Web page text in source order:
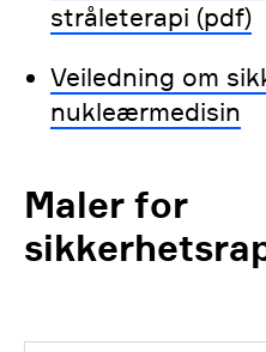
stråleterapi (pdf)
Veiledning om
nukleærmedisin
Maler for